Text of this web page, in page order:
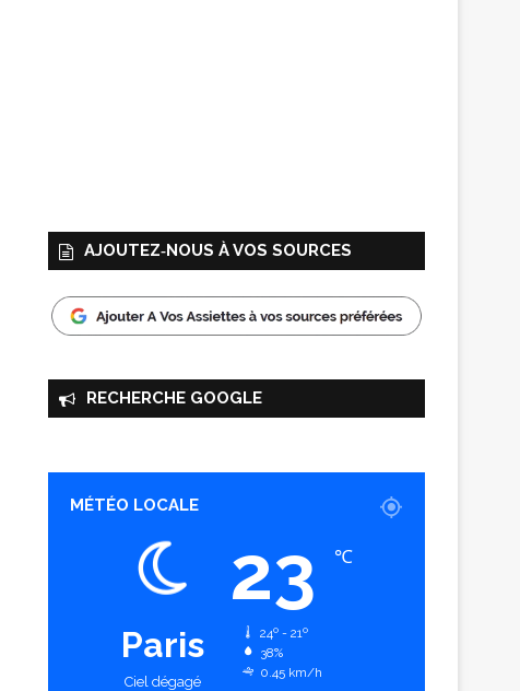
AJOUTEZ‑NOUS À VOS SOURCES
RECHERCHE GOOGLE
MÉTÉO LOCALE
Paris
Ciel dégagé
23 ℃
24º - 21º
38%
0.45 km/h